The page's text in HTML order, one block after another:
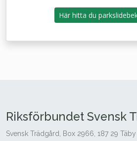
Här hitta du
Riksförbundet Svensk
Svensk Trädgård, Box 2966, 187 29 Täby